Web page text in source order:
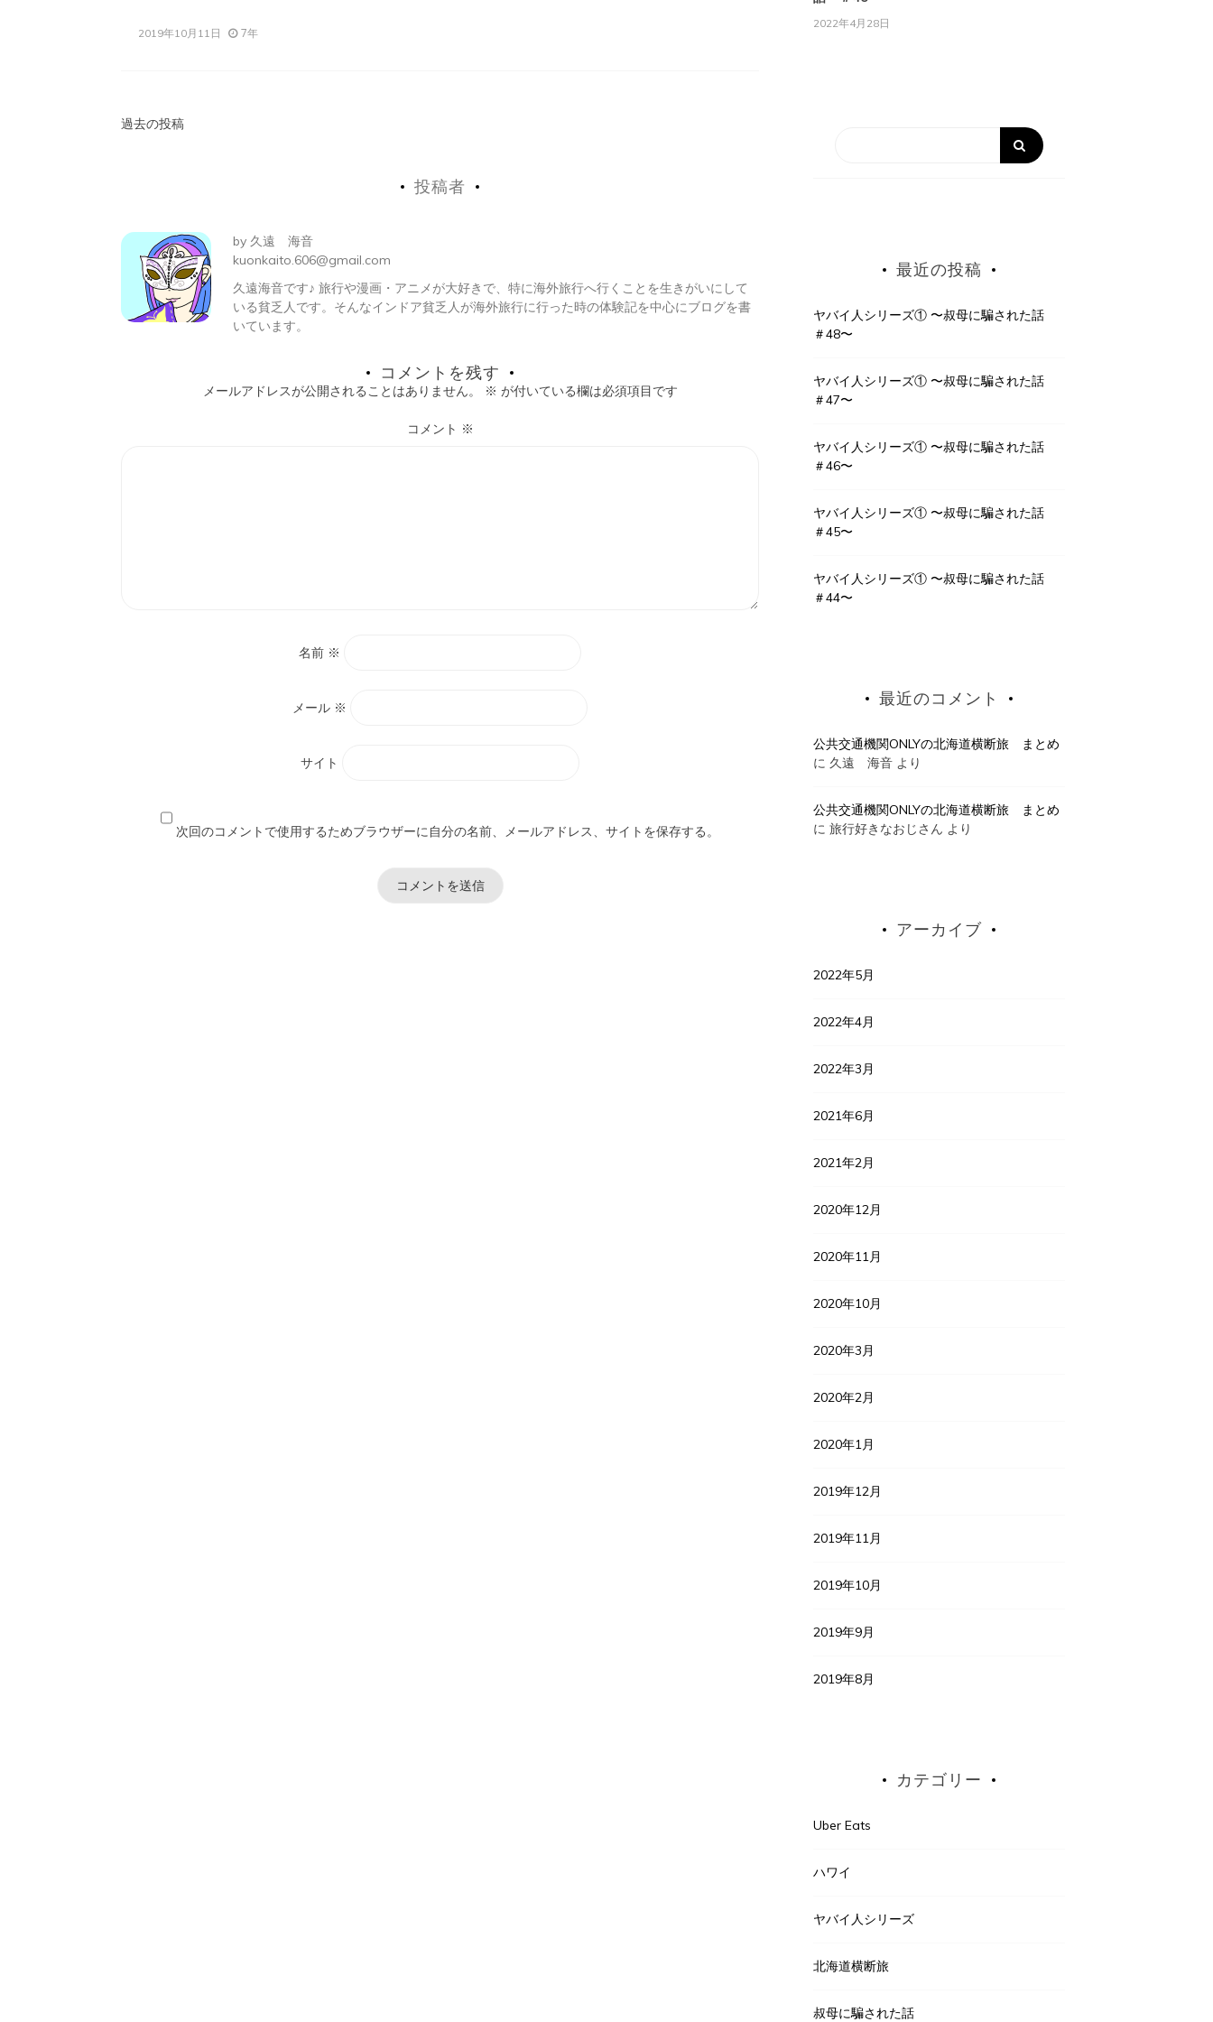
2019年10月11日 7年
投
ビ
ゲ
ー
過去の投稿
投稿者
by 久遠 海音
kuonkaito.606@gmail.com
久遠海音です♪ 旅行や漫画・アニメが大好きで、特に海外旅行へ行くことを生きがいにして
いる貧乏人です。そんなインドア貧乏人が海外旅行に行った時の体験記を中心にブログを書
いています。
コメントを残す
メールアドレスが公開されることはありません。 ※ が付いている欄は必須項目です
コメント ※
名前 ※
メール ※
サイト
次回のコメントで使用するためブラウザーに自分の名前、メールアドレス、サイトを保存する。
2022年4月28日
最近の投稿
ヤバイ人シリーズ① 〜叔母に騙された話
＃48〜
ヤバイ人シリーズ① 〜叔母に騙された話
＃47〜
ヤバイ人シリーズ① 〜叔母に騙された話
＃46〜
ヤバイ人シリーズ① 〜叔母に騙された話
＃45〜
ヤバイ人シリーズ① 〜叔母に騙された話
＃44〜
最近のコメント
公共交通機関ONLYの北海道横断旅 まとめ
に 久遠 海音 より
公共交通機関ONLYの北海道横断旅 まとめ
に旅行好きなおじさん より
アーカイブ
2022年5月
2022年4月
2022年3月
2021年6月
2021年2月
2020年12月
2020年11月
2020年10月
2020年3月
2020年2月
2020年1月
2019年12月
2019年11月
2019年10月
2019年9月
2019年8月
カテゴリー
Uber Eats
ハワイ
ヤバイ人シリーズ
北海道横断旅
叔母に騙された話